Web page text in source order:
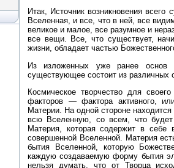
Итак, Источник возникновения
Вселенная, и все, что в ней, все
великое и малое, все разумное и
все вещи. Все, что существует,
жизни, обладает частью
Из изложенных уже ранее основ
существующее состоит из различных
Космическое творчество для
факторов — фактора активного,
Материи. На одной стороне
всю Вселенную, со всем, что
Материя, которая содержит в
совершенной Вселенной. Материя
бытия Вселенной, которую
каждую создаваемую форму бытия
нельзя думать, что от Творца